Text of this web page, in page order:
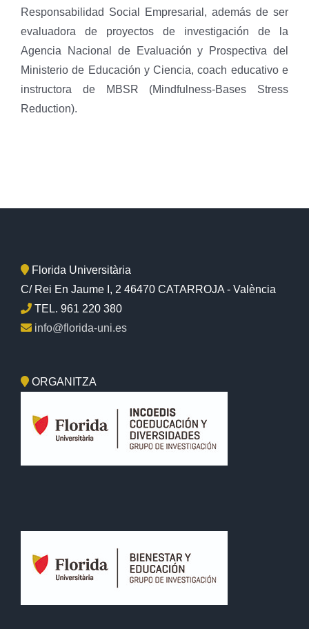
Responsabilidad Social Empresarial, además de ser
evaluadora de proyectos de investigación de la
Agencia Nacional de Evaluación y Prospectiva del
Ministerio de Educación y Ciencia, coach educativo e
instructora de MBSR (Mindfulness-Bases Stress
Reduction).
Florida Universitària
C/ Rei En Jaume I, 2 46470 CATARROJA - València
TEL. 961 220 380
info@florida-uni.es
ORGANITZA